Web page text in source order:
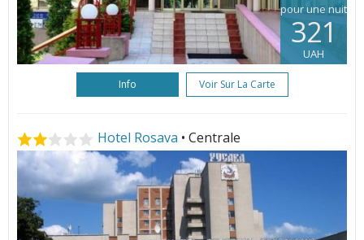
pour une nuit
321
UAH
Info Voir Sur La Carte
Hotel Rosava • Centrale